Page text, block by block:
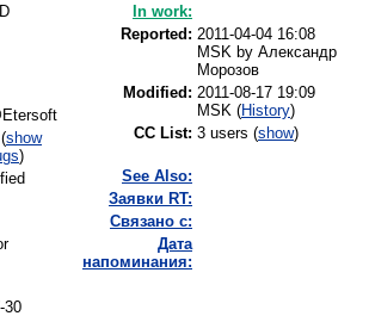
show
)
30
In work:
Reported: 2011-04-04 16:08
MSK by Александр
Морозов
Modified: 2011-08-17 19:09
MSK (History)
CC List: 3 users (show)
See Also:
Заявки RT:
Связано с:
Дата
напоминания: